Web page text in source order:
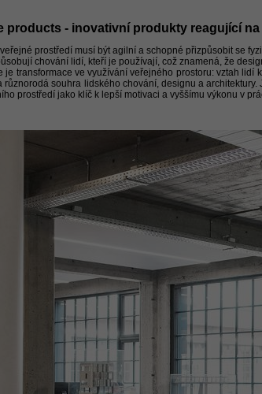
products - inovativní produkty reagující
prostředí musí být agilní a schopné přizpůsobit se
chování lidí, kteří je používají, což znamená, že
je transformace ve využívání veřejného prostoru: vztah
různorodá souhra lidského chování, designu a
prostředí jako klíč k lepší motivaci a vyššímu výkonu v